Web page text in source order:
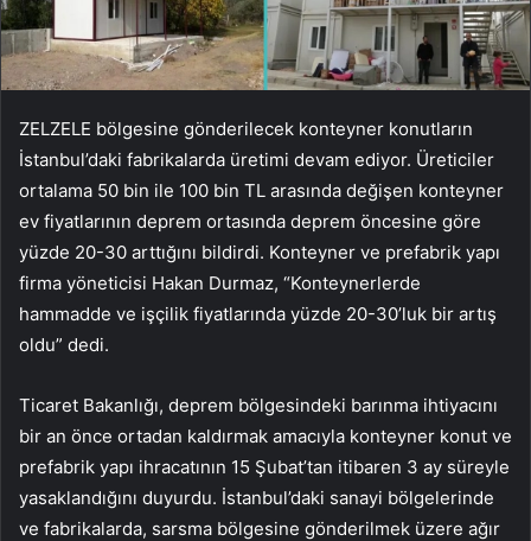
ZELZELE bölgesine gönderilecek konteyner konutların
İstanbul’daki fabrikalarda üretimi devam ediyor. Üreticiler
ortalama 50 bin ile 100 bin TL arasında değişen konteyner
ev fiyatlarının deprem ortasında deprem öncesine göre
yüzde 20-30 arttığını bildirdi. Konteyner ve prefabrik yapı
firma yöneticisi Hakan Durmaz, “Konteynerlerde
hammadde ve işçilik fiyatlarında yüzde 20-30’luk bir artış
oldu” dedi.
Ticaret Bakanlığı, deprem bölgesindeki barınma ihtiyacını
bir an önce ortadan kaldırmak amacıyla konteyner konut ve
prefabrik yapı ihracatının 15 Şubat’tan itibaren 3 ay süreyle
yasaklandığını duyurdu. İstanbul’daki sanayi bölgelerinde
ve fabrikalarda, sarsma bölgesine gönderilmek üzere ağır